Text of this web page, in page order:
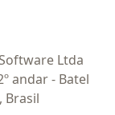
Ltda
andar - Batel
Brasil